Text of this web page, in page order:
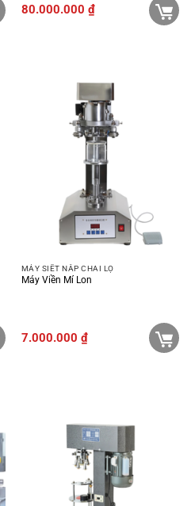
80.000.000 ₫
MÁY SIẾT NẮP CHAI LỌ
Máy Viền Mí Lon
7.000.000 ₫